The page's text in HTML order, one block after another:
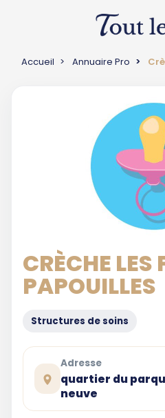
Accueil Annuaire Pro
CRÈCHE LES
PAPOUILLES
Structures de soins
Adresse
quartier du
neuve